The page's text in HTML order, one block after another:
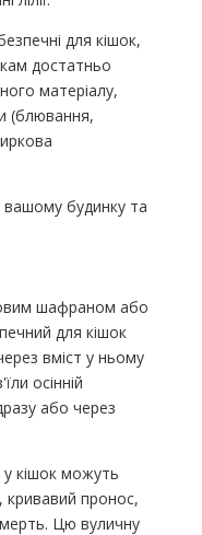
для кішок,
достатньо
матеріалу,
(блювання,
вашому будинку та
шафраном або
для кішок
вміст у ньому
осінній
або через
кішок можуть
пронос,
Цю вуличну